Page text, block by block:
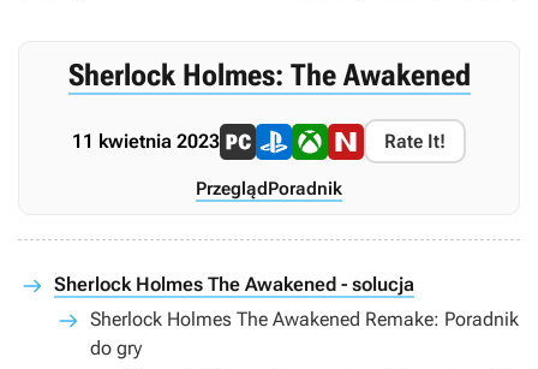
Sherlock Holmes: The Awakened
11 kwietnia 2023 Rate It!
Przegląd Poradnik
Sherlock Holmes The Awakened - solucja
Sherlock Holmes The Awakened Remake: Poradnik
do gry